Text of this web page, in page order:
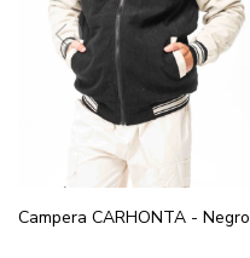
Campera CARHONTA - Negro